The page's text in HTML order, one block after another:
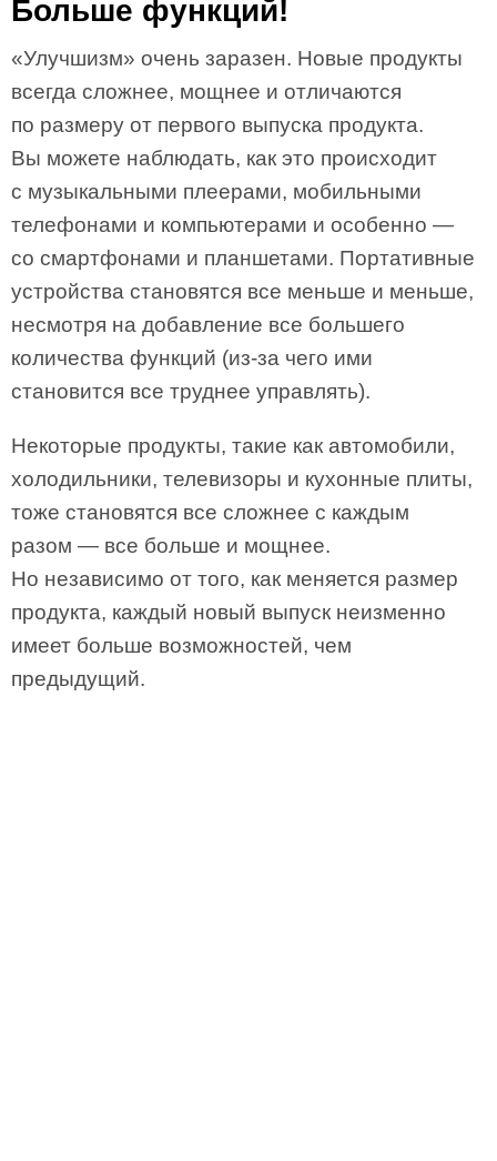
Больше функций!
«Улучшизм» очень заразен. Новые продукты
всегда сложнее, мощнее и отличаются
по размеру от первого выпуска продукта.
Вы можете наблюдать, как это происходит
с музыкальными плеерами, мобильными
телефонами и компьютерами и особенно —
со смартфонами и планшетами. Портативные
устройства становятся все меньше и меньше,
несмотря на добавление все большего
количества функций (из-за чего ими
становится все труднее управлять).
Некоторые продукты, такие как автомобили,
холодильники, телевизоры и кухонные плиты,
тоже становятся все сложнее с каждым
разом — все больше и мощнее.
Но независимо от того, как меняется размер
продукта, каждый новый выпуск неизменно
имеет больше возможностей, чем
предыдущий.